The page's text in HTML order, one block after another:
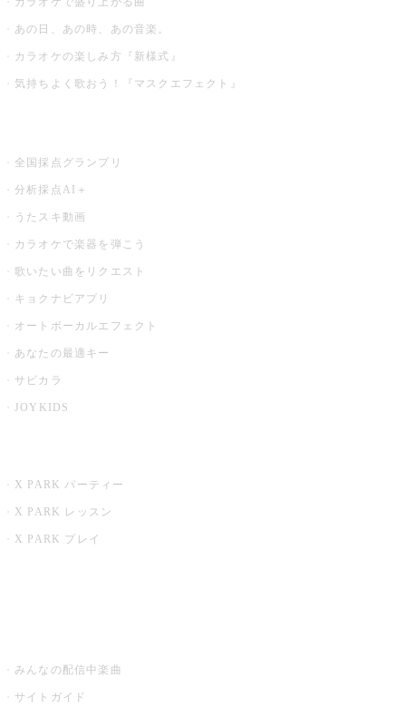
あの日、あの時、あの音楽。
カラオケの楽しみ方『新様式』
気持ちよく歌おう！『マスクエフェクト』
全国採点グランプリ
分析採点AI＋
うたスキ動画
カラオケで楽器を弾こう
歌いたい曲をリクエスト
キョクナビアプリ
オートボーカルエフェクト
あなたの最適キー
サビカラ
JOYKIDS
X PARK パーティー
X PARK レッスン
X PARK プレイ
みんなの配信中楽曲
サイトガイド